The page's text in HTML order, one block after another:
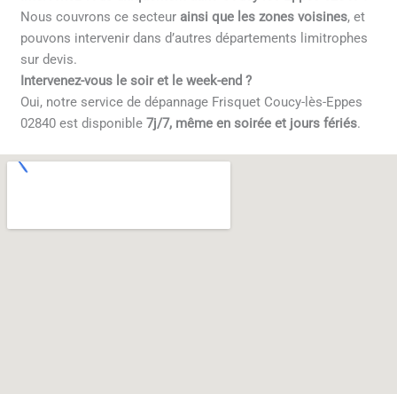
Nous couvrons ce secteur ainsi que les zones voisines, et
pouvons intervenir dans d’autres départements limitrophes
sur devis.
Intervenez-vous le soir et le week-end ?
Oui, notre service de dépannage Frisquet Coucy-lès-Eppes
02840 est disponible7j/7, même en soirée et jours fériés.